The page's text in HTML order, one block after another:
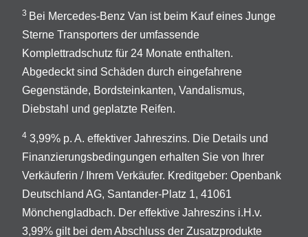
3 Bei Mercedes-Benz Van ist beim Kauf eines Junge
Sterne Transporters der umfassende
Komplettradschutz für 24 Monate enthalten.
Abgedeckt sind Schäden durch eingefahrene
Gegenstände, Bordsteinkanten, Vandalismus,
Diebstahl und geplatzte Reifen.
4 3,99% p. A. effektiver Jahreszins. Die Details und
Finanzierungsbedingungen erhalten Sie von Ihrer
Verkäuferin / Ihrem Verkäufer. Kreditgeber: Openbank
Deutschland AG, Santander-Platz 1, 41061
Mönchengladbach. Der effektive Jahreszins i.H.v.
3,99% gilt bei dem Abschluss der Zusatzprodukte